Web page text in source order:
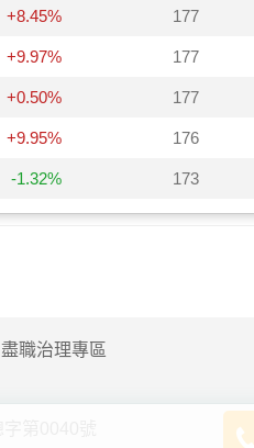
盡職治理專區